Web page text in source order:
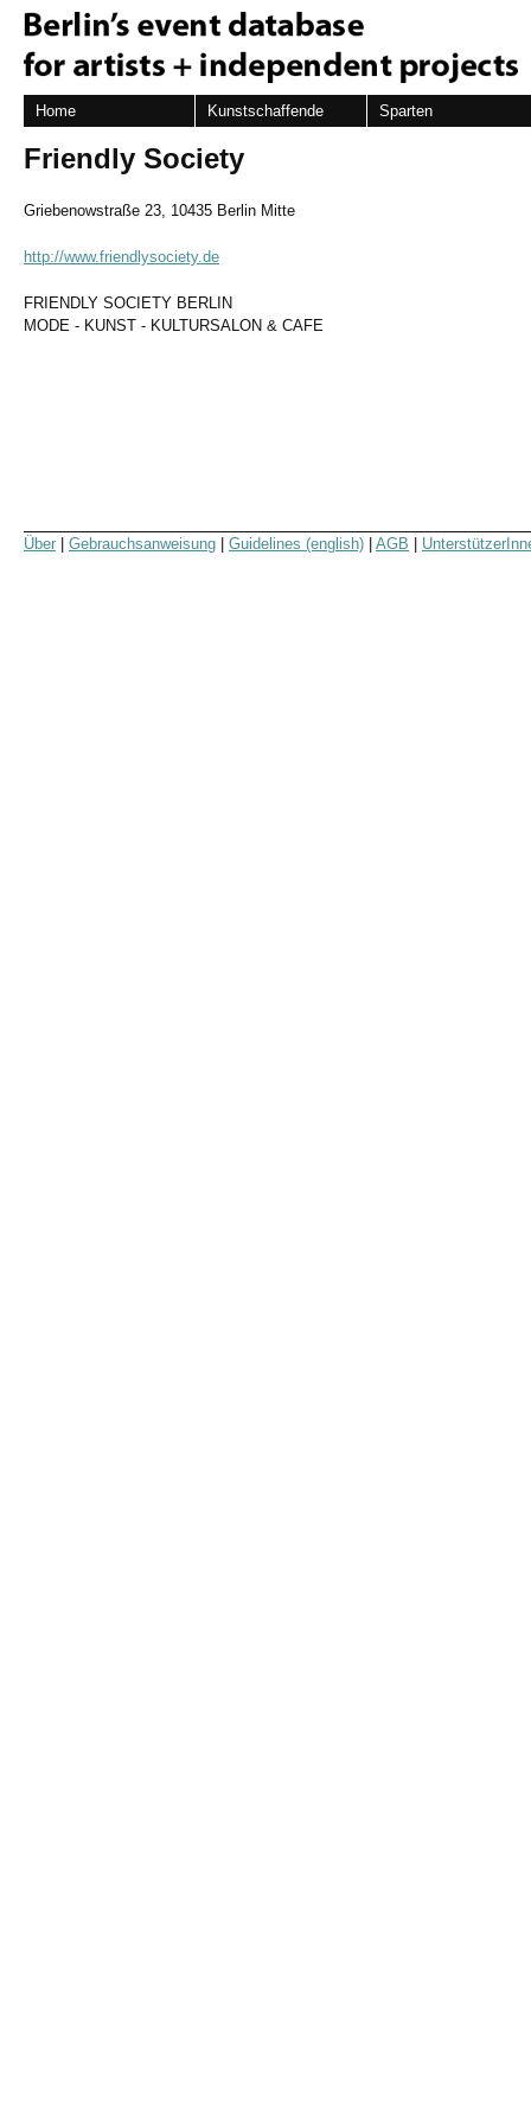
Home Kunstschaffende Sparten
Friendly Society
Griebenowstraße 23, 10435 Berlin Mitte
http://www.friendlysociety.de
FRIENDLY SOCIETY BERLIN
MODE - KUNST - KULTURSALON & CAFE
Über Gebrauchsanweisung Guidelines (english) AGB